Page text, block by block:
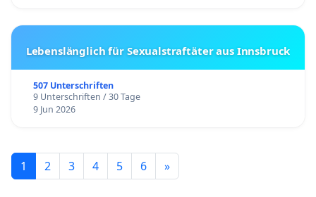
Lebenslänglich für Sexualstraftäter aus Innsbruck
507 Unterschriften
9 Unterschriften / 30 Tage
9 Jun 2026
1 2 3 4 5 6 »